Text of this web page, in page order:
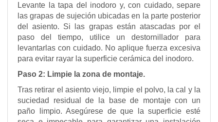
Levante la tapa del inodoro y, con cuidado, separe
las grapas de sujeción ubicadas en la parte posterior
del asiento. Si las grapas están atascadas por el
paso del tiempo, utilice un destornillador para
levantarlas con cuidado. No aplique fuerza excesiva
para evitar rayar la superficie cerámica del inodoro.
Paso 2: Limpie la zona de montaje.
Tras retirar el asiento viejo, limpie el polvo, la cal y la
suciedad residual de la base de montaje con un
paño limpio. Asegúrese de que la superficie esté